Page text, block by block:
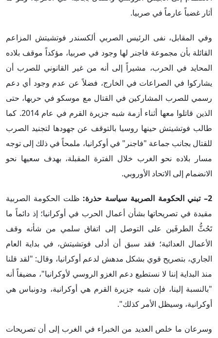
أثار غضباً عارماً في صربيا.
وفي المقابل، نفى الرئيس الصربي ألكسندر فوتشيتش المزاعم
القائلة بأن مجموعة فاجنر لها وجود في صربيا، مؤكداً موقف بلاده
المحايد في الحرب، مشيراً إلى أنه من غير القانوني للصرب أن
يشاركوا في الصراعات في الخارج، فضلاً عن عدم وجود أي دعم
رسمي للصرب المشاركين في القتال مع موسكو في حربها، حتى
الذين قاتلوا معها أثناء أزمة شبه جزيرة القرم في عام 2014. كما
طالب فوتشيتش حينها روسيا بالتوقف عن جهودها لتجنيد الصرب
للقتال بجانب جماعة "فاجنر" في أوكرانيا، ملمحاً في ذلك إلى توجه
مسار بلاده نحو الغرب خلال الفترة المقبلة، بهدف سعيها نحو
الانضمام إلى الاتحاد الأوروبي.
2– تبني الحكومة الصربية سياسة حذرة:
ظلت الحكومة الصربية
مقيدة في تصريحاتها بشأن أعمال الحرب في أوكرانيا؛ إذ دائماً ما
تَحُثُّ الطرفَين على التوصل إلى اتفاق سلمي من شأنه وقف
الأعمال العدائية؛ فقد سبق أن أدلى فوتشيتش، في بداية العام
الجاري، بتصريح قوي بشكل مدهش لدعم أوكرانيا، وقال: "لقد قلنا
منذ البداية إننا لا نستطيع دعم الغزو الروسي لأوكرانيا"، مضيفاً أنه
"بالنسبة إلينا، فإن شبه جزيرة القرم هي أوكرانية، ودونباس هي
أوكرانية، وسيظل الأمر كذلك".
وسرعان ما خلص العديد من الخبراء في الغرب إلى أن تصريحات